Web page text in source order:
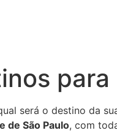
será o destino da
de São Paulo, com